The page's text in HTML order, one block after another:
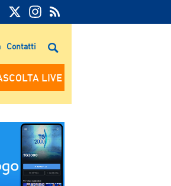
FEED
RSS
RSS
Contatti
LIVE